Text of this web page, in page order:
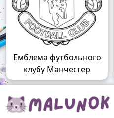
Емблема футбольного
клубу Манчестер